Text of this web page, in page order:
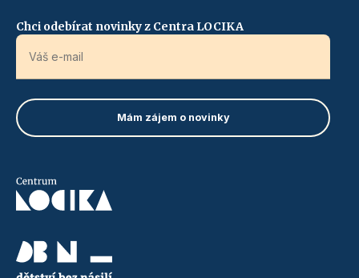
Chci odebírat novinky z Centra LOCIKA